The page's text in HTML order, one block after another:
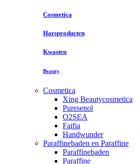
Cosmetica
Harsproducten
Kwasten
Beauty
Cosmetica
Xing Beautycosmetica
Puresenol
O2SEA
Faifia
Handwunder
Paraffinebaden en Paraffine
Paraffinebaden
Paraffine